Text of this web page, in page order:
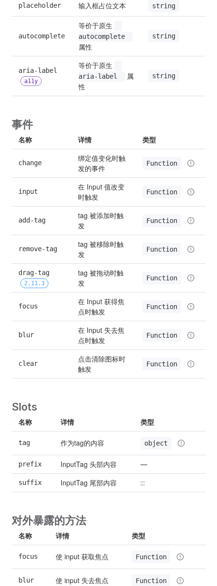
placeholder 输入框占位文本 string
autocomplete
属性
string
aria-label
a11y
aria-label
属
性
string
事件
名称 详情 类型
change
绑定值变化时触
发的事件
Function
input
在 Input 值改变
时触发
Function
add-tag
tag 被添加时触
发
Function
remove-tag
tag 被移除时触
发
Function
drag-tag
2.11.3
tag 被拖动时触
发
Function
focus
在 Input 获得焦
点时触发
Function
blur
在 Input 失去焦
点时触发
Function
clear
点击清除图标时
触发
Function
Slots
名称 详情 类型
tag 作为tag的内容 object
prefix InputTag 头部内容 —
suffix InputTag 尾部内容 :::
对外暴露的方法
名称 详情 类型
focus 使 input 获取焦点 Function
blur 使 input 失去焦点 Function